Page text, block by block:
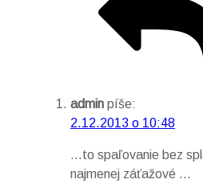
admin píše:
2.12.2013 o 10:48
…to spaľovanie bez
najmenej záťažové …